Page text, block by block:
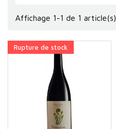
Affichage 1-1 de 1 article(s)
Rupture de stock